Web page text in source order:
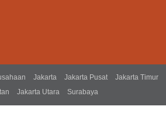
Jakarta Jakarta Pusat
Jakarta Timur
Jakarta Utara Surabaya